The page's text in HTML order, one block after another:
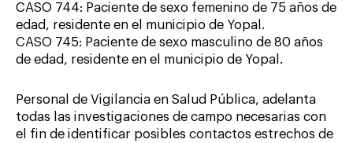
CASO 744: Paciente de sexo femenino de 75 años de
edad, residente en el municipio de Yopal.
CASO 745: Paciente de sexo masculino de 80 años
de edad, residente en el municipio de Yopal.
Personal de Vigilancia en Salud Pública, adelanta
todas las investigaciones de campo necesarias con
el fin de identificar posibles contactos estrechos de